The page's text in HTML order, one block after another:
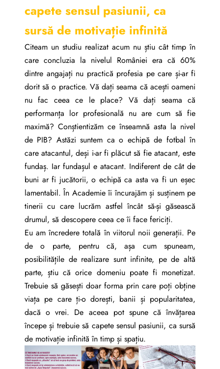
capete sensul pasiunii, ca
sursă de motivație infinită
Citeam un studiu realizat acum nu știu cât timp în
care concluzia la nivelul României era că 60%
dintre angajați nu practică profesia pe care și-ar fi
dorit să o practice. Vă dați seama că acești oameni
nu fac ceea ce le place? Vă dați seama că
performanța lor profesională nu are cum să fie
maximă? Conștientizăm ce înseamnă asta la nivel
de PIB? Astăzi suntem ca o echipă de fotbal în
care atacantul, deși i-ar fi plăcut să fie atacant, este
fundaș. Iar fundașul e atacant. Indiferent de cât de
buni ar fi jucătorii, o echipă ca asta va fi un eșec
lamentabil. În Academie îi încurajăm și susținem pe
tinerii cu care lucrăm astfel încât să-și găsească
drumul, să descopere ceea ce îi face fericiți.
Eu am încredere totală în viitorul noii generații. Pe
de o parte, pentru că, așa cum spuneam,
posibilitățile de realizare sunt infinite, pe de altă
parte, știu că orice domeniu poate fi monetizat.
Trebuie să găsești doar forma prin care poți obține
viața pe care ți-o dorești, banii și popularitatea,
dacă o vrei. De aceea pot spune că învățarea
începe și trebuie să capete sensul pasiunii, ca sursă
de motivație infinită în timp și spațiu.